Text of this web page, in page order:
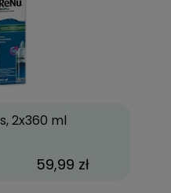
2x360 ml
59,99 zł